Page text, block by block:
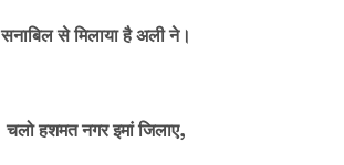
सनाबिल से मिलाया है अली ने।
चलो हशमत नगर इमां जिलाए,